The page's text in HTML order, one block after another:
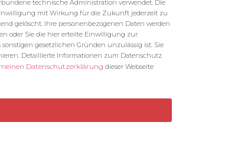
technische Administration verwendet. Die
mit Wirkung für die Zukunft jederzeit zu
gelöscht. Ihre personenbezogenen Daten werden
oder Sie die hier erteilte Einwilligung zur
gesetzlichen Gründen unzulässig ist. Sie
Detaillierte Informationen zum Datenschutz
Datenschutzerklärungdieser Webseite